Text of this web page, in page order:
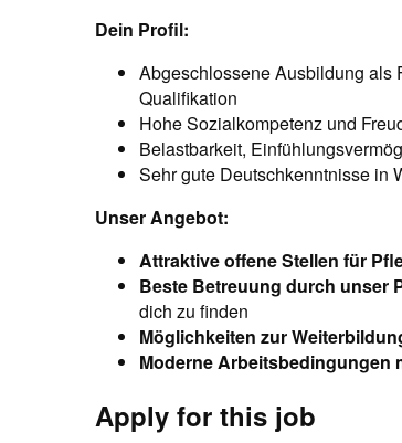
Dein Profil:
Abgeschlossene Ausbildung als
Qualifikation
Hohe Sozialkompetenz und
Belastbarkeit,
Sehr gute Deutschkenntnisse in
Unser Angebot:
Attraktive offene Stellen für
Beste Betreuung durch unser
dich zu finden
Möglichkeiten zur
Moderne Arbeitsbedingungen
Apply for this job